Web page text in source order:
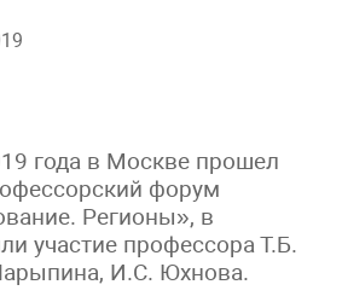
года в Москве прошел
форум
Регионы», в
участие профессора Т.Б.
И.С. Юхнова.